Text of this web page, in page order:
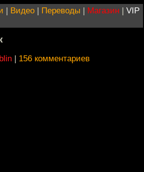
| Видео | Переводы | Магазин | VIP
| 156 комментариев